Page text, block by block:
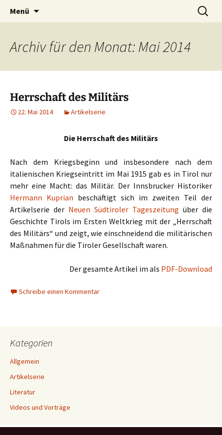
1914-2014
100 Jahre 1. Weltkrieg
Menü
Suchen
nach:
Archiv für den Monat: Mai 2014
Herrschaft des Militärs
22. Mai 2014 Artikelserie
Die Herrschaft des Militärs
Nach dem Kriegsbeginn und insbesondere nach dem
italienischen Kriegseintritt im Mai 1915 gab es in Tirol nur
mehr eine Macht: das Militär. Der Innsbrucker Historiker
Hermann Kuprian beschäftigt sich im zweiten Teil der
Artikelserie der Neuen Südtiroler Tageszeitung über die
Geschichte Tirols im Ersten Weltkrieg mit der „Herrschaft
des Militärs“ und zeigt, wie einschneidend die militärischen
Maßnahmen für die Tiroler Gesellschaft waren.
Der gesamte Artikel im als PDF-Download
Schreibe einen Kommentar
Kategorien
Allgemein
Artikelserie
Literatur
Videos und Vorträge